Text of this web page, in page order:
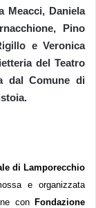
Meacci, Daniela
Pino
e Veronica
del Teatro
dal Comune di
di Lamporecchio
e organizzata
conFondazione